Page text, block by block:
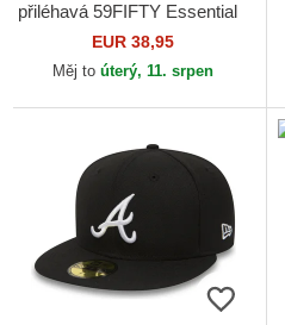
přiléhavá 59FIFTY Essential
Los Angeles Dodgers MLB
New Era
EUR 38,95
Měj to úterý, 11. srpen